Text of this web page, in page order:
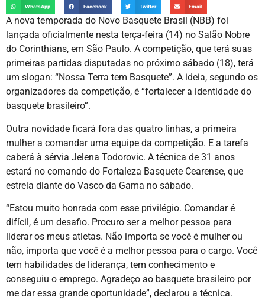
WhatsApp Facebook Twitter Email
A nova temporada do Novo Basquete Brasil (NBB) foi
lançada oficialmente nesta terça-feira (14) no Salão Nobre
do Corinthians, em São Paulo. A competição, que terá suas
primeiras partidas disputadas no próximo sábado (18), terá
um slogan: “Nossa Terra tem Basquete”. A ideia, segundo os
organizadores da competição, é “fortalecer a identidade do
basquete brasileiro”.
Outra novidade ficará fora das quatro linhas, a primeira
mulher a comandar uma equipe da competição. E a tarefa
caberá à sérvia Jelena Todorovic. A técnica de 31 anos
estará no comando do Fortaleza Basquete Cearense, que
estreia diante do Vasco da Gama no sábado.
“Estou muito honrada com esse privilégio. Comandar é
difícil, é um desafio. Procuro ser a melhor pessoa para
liderar os meus atletas. Não importa se você é mulher ou
não, importa que você é a melhor pessoa para o cargo. Você
tem habilidades de liderança, tem conhecimento e
conseguiu o emprego. Agradeço ao basquete brasileiro por
me dar essa grande oportunidade”, declarou a técnica.